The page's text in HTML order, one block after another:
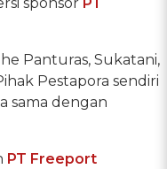
Panturas, Sukatani,
Pestapora sendiri
sama dengan
PT Freeport